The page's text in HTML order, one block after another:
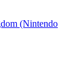
(Nintendo